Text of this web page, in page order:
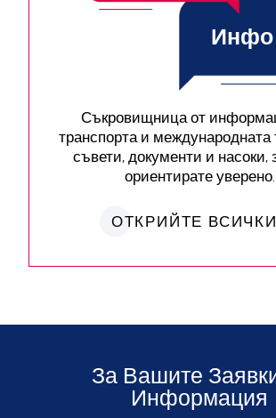
Инфо
Съкровищница от
транспорта и международната
съвети, документи и насоки,
ориентирате уверено.
ОТКРИЙТЕ ВСИЧКИ
За Вашите
Информация